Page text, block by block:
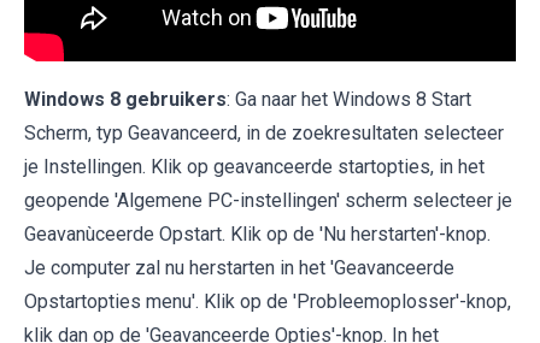
Windows 8 gebruikers: Ga naar het Windows 8 Start
Scherm, typ Geavanceerd, in de zoekresultaten selecteer
je Instellingen. Klik op geavanceerde startopties, in het
geopende 'Algemene PC-instellingen' scherm selecteer je
Geavanùceerde Opstart. Klik op de 'Nu herstarten'-knop.
Je computer zal nu herstarten in het 'Geavanceerde
Opstartopties menu'. Klik op de 'Probleemoplosser'-knop,
klik dan op de 'Geavanceerde Opties'-knop. In het